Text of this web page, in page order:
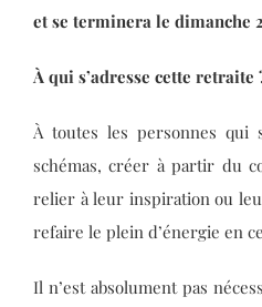
et se terminera le dimanche
À qui s’adresse cette retraite
À toutes les personnes qui
schémas, créer à partir du
relier à leur inspiration ou
refaire le plein d’énergie en
Il n’est absolument pas